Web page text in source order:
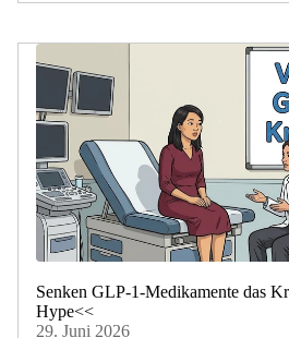
Senken GLP-1-Medikamente das
Hype<<
29. Juni 2026